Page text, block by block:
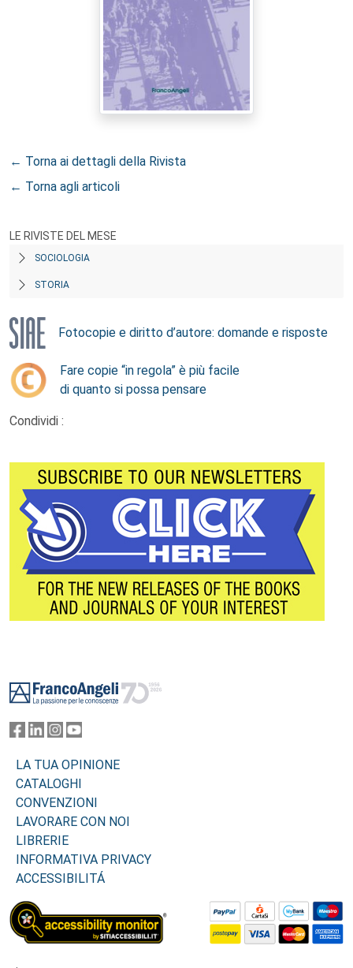
← Torna ai dettagli della Rivista
← Torna agli articoli
LE RIVISTE DEL MESE
SOCIOLOGIA
STORIA
Fotocopie e diritto d’autore: domande e risposte
Fare copie “in regola” è più facile
di quanto si possa pensare
Condividi :
LA TUA OPINIONE
CATALOGHI
CONVENZIONI
LAVORARE CON NOI
LIBRERIE
INFORMATIVA PRIVACY
ACCESSIBILITÁ